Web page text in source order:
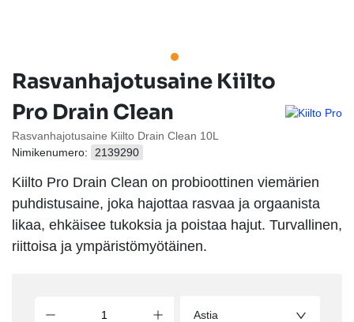
Rasvanhajotusaine Kiilto
Pro Drain Clean
Rasvanhajotusaine Kiilto Drain Clean 10L
Nimikenumero:
2139290
Kiilto Pro Drain Clean on probioottinen viemärien
puhdistusaine, joka hajottaa rasvaa ja orgaanista
likaa, ehkäisee tukoksia ja poistaa hajut. Turvallinen,
riittoisa ja ympäristömyötäinen.
Astia